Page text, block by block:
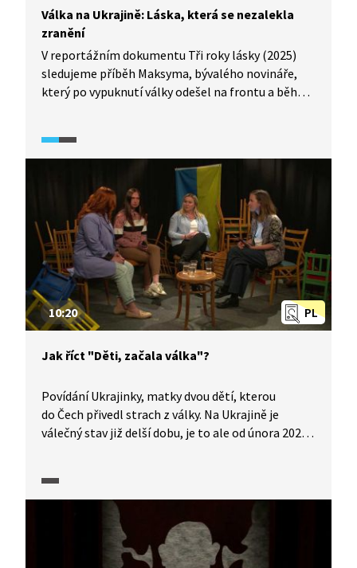
Válka na Ukrajině: Láska, která se nezalekla
zranění
V reportážním dokumentu Tři roky lásky (2025)
sledujeme příběh Maksyma, bývalého novináře,
který po vypuknutí války odešel na frontu a během
Maksym otevřeně říká, že by chápal, kdyby ho
po takových zraněních opustila, válka rozbila
mnoho vztahů. Natálie ho ale nikdy neopustila ani
mu nic nevyčítala. Jejich příběh ukazuje, jak válka
zasahuje nejen těla, ale i partnerské vztahy, plány
do budoucna a představy o životě. Zároveň je
svědectvím o důvěře, loajalitě a o tom, že láska
může mít mnoho podob i v extrémních
podmínkách.
PL
10:20
Jak říct "Děti, začala válka"?
Povídání Ukrajinky, matky dvou dětí, kterou
do Čech přivedl strach z války. Na Ukrajině je
válečný stav již delší dobu, je to ale od února 2022
hlavou při balení, když věděla, že za hodinu odjíždí
vlak "do bezpečí"? Jak mluvit s ukrajinskými dětmi
o válce, kvůli které odcházejí od svých rodin?